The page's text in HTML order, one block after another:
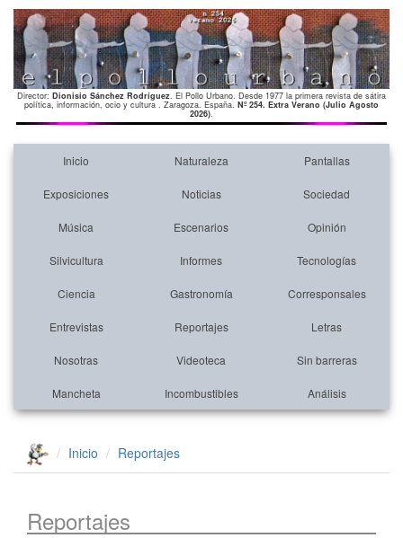
Director: Dionisio Sánchez Rodríguez. El Pollo Urbano. Desde 1977 la primera revista de sátira
política, información, ocio y cultura . Zaragoza. España. Nº 254. Extra Verano (Julio Agosto
2026).
Inicio Naturaleza Pantallas
Exposiciones Noticias Sociedad
Música Escenarios Opinión
Silvicultura Informes Tecnologías
Ciencia Gastronomía Corresponsales
Entrevistas Reportajes Letras
Nosotras Videoteca Sin barreras
Mancheta Incombustibles Análisis
Inicio Reportajes
Reportajes